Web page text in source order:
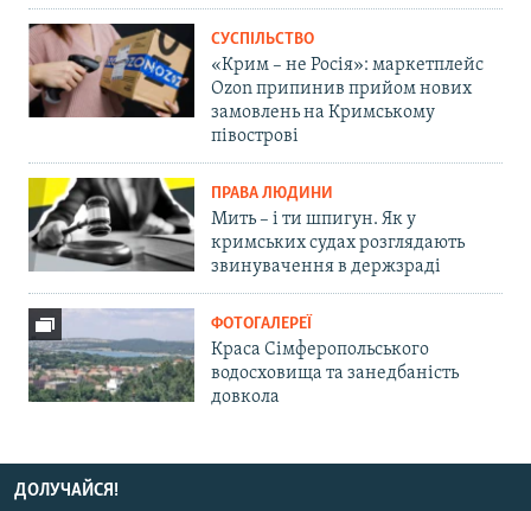
СУСПІЛЬСТВО
«Крим – не Росія»: маркетплейс
Ozon припинив прийом нових
замовлень на Кримському
півострові
ПРАВА ЛЮДИНИ
Мить – і ти шпигун. Як у
кримських судах розглядають
звинувачення в держзраді
ФОТОГАЛЕРЕЇ
Краса Сімферопольського
водосховища та занедбаність
довкола
ДОЛУЧАЙСЯ!